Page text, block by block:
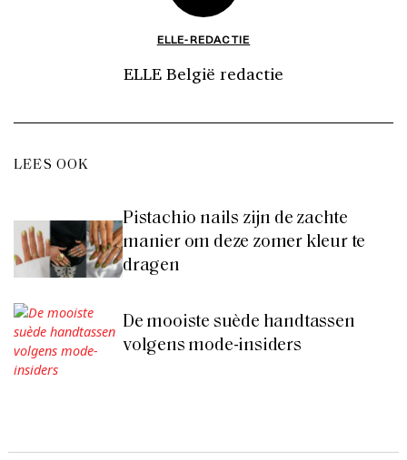
ELLE-REDACTIE
ELLE België redactie
LEES OOK
Pistachio nails zijn de zachte
manier om deze zomer kleur te
dragen
De mooiste suède handtassen
volgens mode-insiders